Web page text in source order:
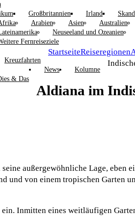
Großbritannien Irland
Arabien Asien Australien
Neuseeland und Ozeanien
Fernreiseziele
Kreuzfahrten
& Das
News Kolumne
StartseiteReiseregionen
Aldiana im
außergewöhnliche Lage, eben
und von einem tropischen Garten
Inmitten eines weitläufigen